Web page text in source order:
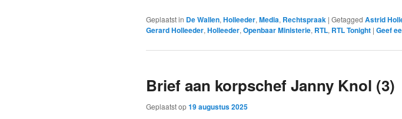
Geplaatst in De Wallen,Holleeder,Media, Rechtspraak | Getagged Astrid
Gerard Holleeder,Holleeder,Openbaar Ministerie, RTL, RTL Tonight | Geef
Brief aan korpschef Janny Knol (3)
Geplaatst op19 augustus 2025